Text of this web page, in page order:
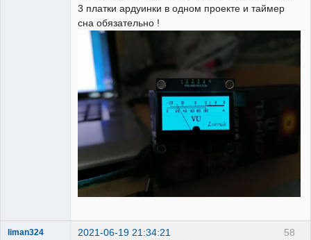
3 платки ардуинки в одном проекте и таймер
сна обязательно !
58
liman324 2021-06-19 21:34:21